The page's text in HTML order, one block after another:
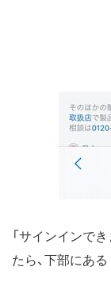
「サインインで
たら、下部にある